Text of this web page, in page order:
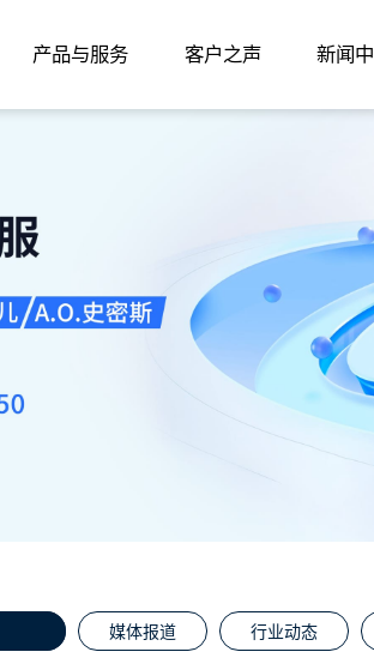
产品与服务 客户之声 新闻
媒体报道 行业动态